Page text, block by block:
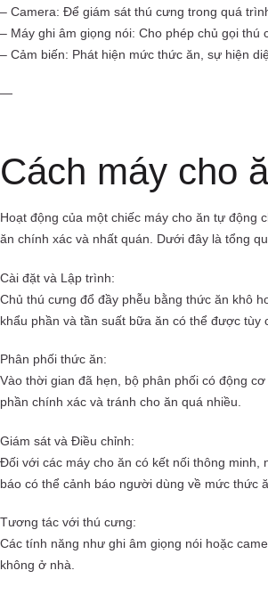
– Camera: Để giám sát thú cưng trong quá
– Máy ghi âm giọng nói: Cho phép chủ gọi thú
– Cảm biến: Phát hiện mức thức ăn, sự hiện
—
Cách máy cho
Hoạt động của một chiếc máy cho ăn tự động
ăn chính xác và nhất quán. Dưới đây là tổng
Cài đặt và Lập trình:
Chủ thú cưng đổ đầy phễu bằng thức ăn khô
khẩu phần và tần suất bữa ăn có thể được tùy
Phân phối thức ăn:
Vào thời gian đã hẹn, bộ phân phối có động
phần chính xác và tránh cho ăn quá nhiều.
Giám sát và Điều chỉnh:
Đối với các máy cho ăn có kết nối thông
báo có thể cảnh báo người dùng về mức thức
Tương tác với thú cưng:
Các tính năng như ghi âm giọng nói hoặc
không ở nhà.